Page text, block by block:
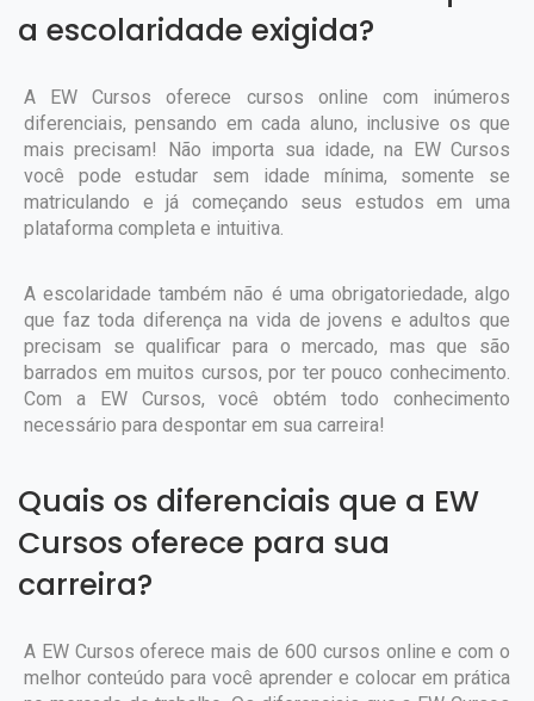
a escolaridade exigida?
A EW Cursos oferece cursos online com inúmeros
diferenciais, pensando em cada aluno, inclusive os que
mais precisam! Não importa sua idade, na EW Cursos
você pode estudar sem idade mínima, somente se
matriculando e já começando seus estudos em uma
plataforma completa e intuitiva.
A escolaridade também não é uma obrigatoriedade, algo
que faz toda diferença na vida de jovens e adultos que
precisam se qualificar para o mercado, mas que são
barrados em muitos cursos, por ter pouco conhecimento.
Com a EW Cursos, você obtém todo conhecimento
necessário para despontar em sua carreira!
Quais os diferenciais que a EW
Cursos oferece para sua
carreira?
A EW Cursos oferece mais de 600 cursos online e com o
melhor conteúdo para você aprender e colocar em prática